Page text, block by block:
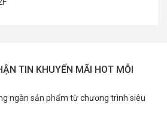
TIN KHUYẾN MÃI HOT MỖI
ngàn sản phẩm từ chương trình siêu